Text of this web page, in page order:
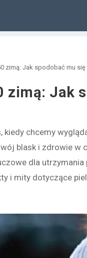
zimą: Jak spodobać mu
zimą: Jak
chcemy
blask i zdrowie w
dla
i mity dotyczące